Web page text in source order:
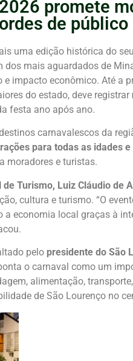
promete
de público
uma edição histórica do
dos mais aguardados de
impacto econômico. Até a
do estado, deve registrar
festa ano após ano.
carnavalescos da
para todas as idades
moradores e turistas.
Turismo, Luiz Cláudio de
cultura e turismo. “O
economia local graças à
pelo presidente do São
o carnaval como um
alimentação,
de São Lourenço no